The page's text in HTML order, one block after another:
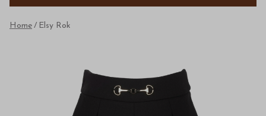
Bestel
Home Elsy Rok